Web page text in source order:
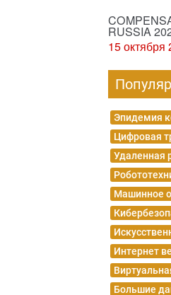
RUSSIA
15 октября
Эпидемия
Цифровая
Удаленная
Машинное
Интернет
Большие